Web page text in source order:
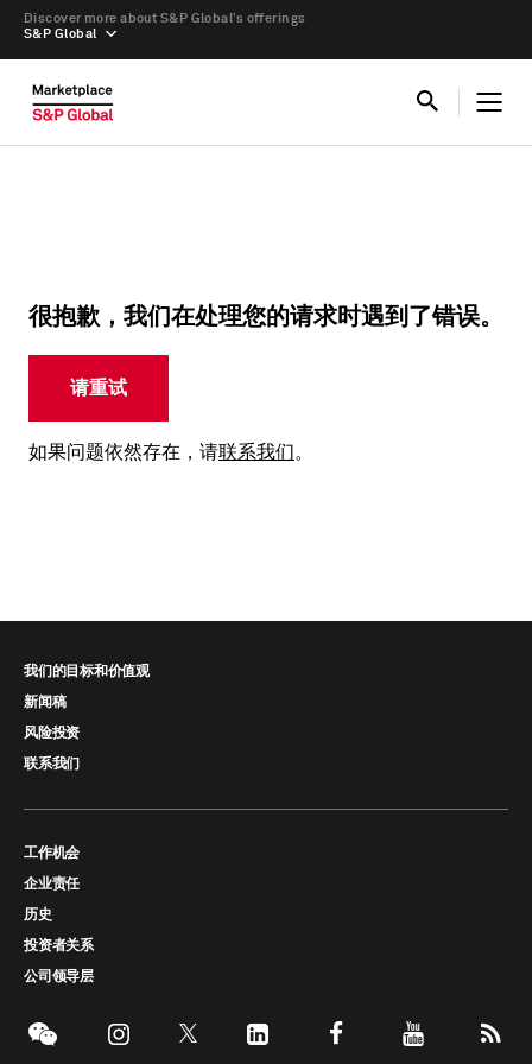
S&P Global
Discover more about S&P Global’s offerings
很抱歉，我们在处理您的请求时遇到了错误。
请重试
如果问题依然存在，请联系我们。
我们的目标和价值观
新闻稿
风险投资
联系我们
工作机会
企业责任
历史
投资者关系
公司领导层